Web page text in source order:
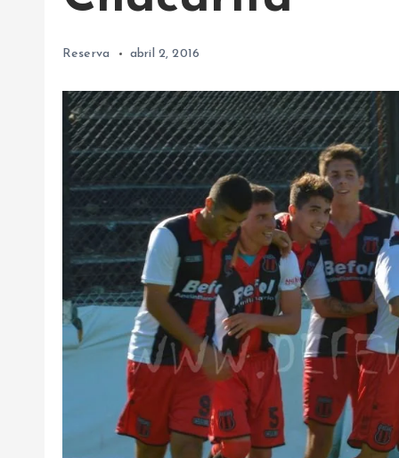
Reserva abril 2, 2016